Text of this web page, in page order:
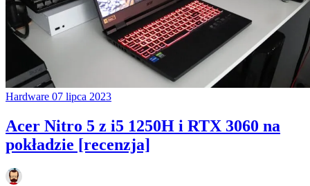
Hardware 07 lipca 2023
Acer Nitro 5 z i5 1250H i RTX 3060 na
pokładzie [recenzja]